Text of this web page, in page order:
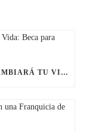
LA OPORTUNIDAD NAVIDEÑA QUE CAMBIARÁ TU VIDA: BECA PARA FRANQUICIAS